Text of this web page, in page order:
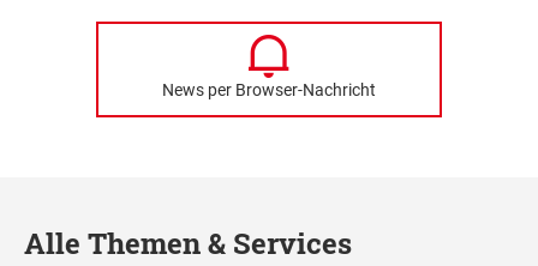
News per Browser-Nachricht
Alle Themen & Services